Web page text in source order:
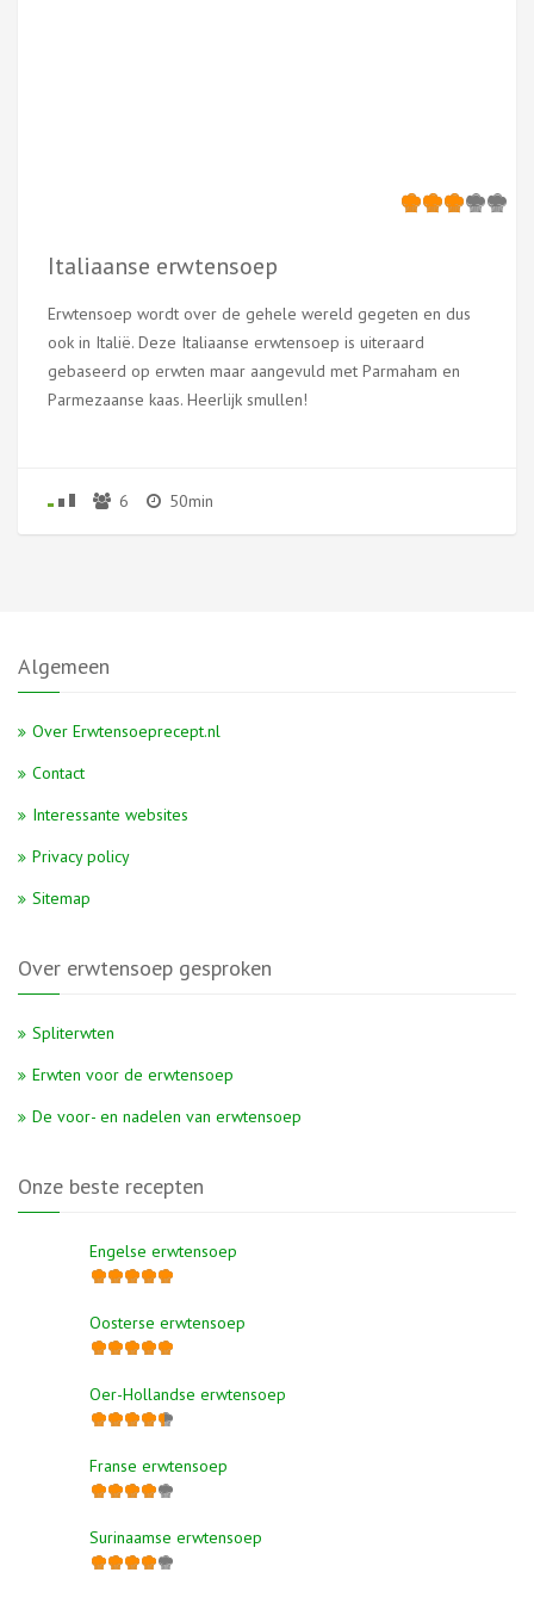
Italiaanse erwtensoep
Erwtensoep wordt over de gehele wereld gegeten en dus
ook in Italië. Deze Italiaanse erwtensoep is uiteraard
gebaseerd op erwten maar aangevuld met Parmaham en
Parmezaanse kaas. Heerlijk smullen!
6 50min
Algemeen
Over Erwtensoeprecept.nl
Contact
Interessante websites
Privacy policy
Sitemap
Over erwtensoep gesproken
Spliterwten
Erwten voor de erwtensoep
De voor- en nadelen van erwtensoep
Onze beste recepten
Engelse erwtensoep
Oosterse erwtensoep
Oer-Hollandse erwtensoep
Franse erwtensoep
Surinaamse erwtensoep